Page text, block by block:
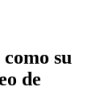
su
de